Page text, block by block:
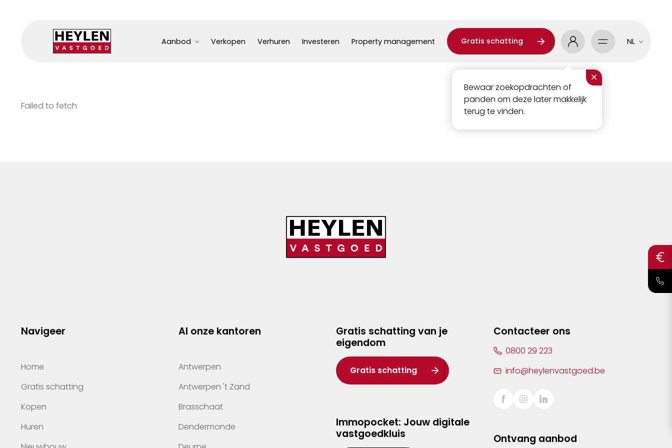
Aanbod Verkopen Verhuren Investeren Property management Gratis schatting
×
Bewaar zoekopdrachten of
panden om deze later makkelijk
terug te vinden.
NL
Failed to fetch
Navigeer
Home
Gratis schatting
Kopen
Huren
Al onze kantoren
Antwerpen
Antwerpen 't Zand
Brasschaat
Dendermonde
Gratis schatting van je
eigendom
Gratis schatting
Immopocket: Jouw digitale
vastgoedkluis
Contacteer ons
0800 29 223
info@heylenvastgoed.be
Ontvang aanbod